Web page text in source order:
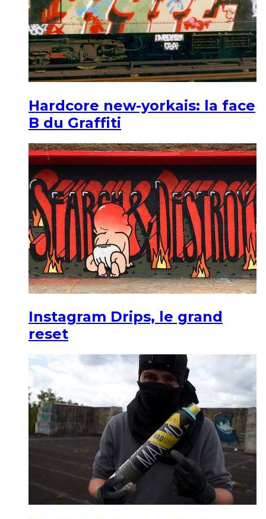
Hardcore new-yorkais: la face
B du Graffiti
Instagram Drips, le grand
reset